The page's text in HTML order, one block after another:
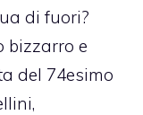
di fuori?
bizzarro e
del 74esimo